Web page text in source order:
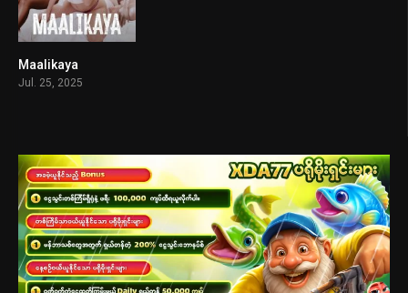
Maalikaya
Jul. 25, 2025